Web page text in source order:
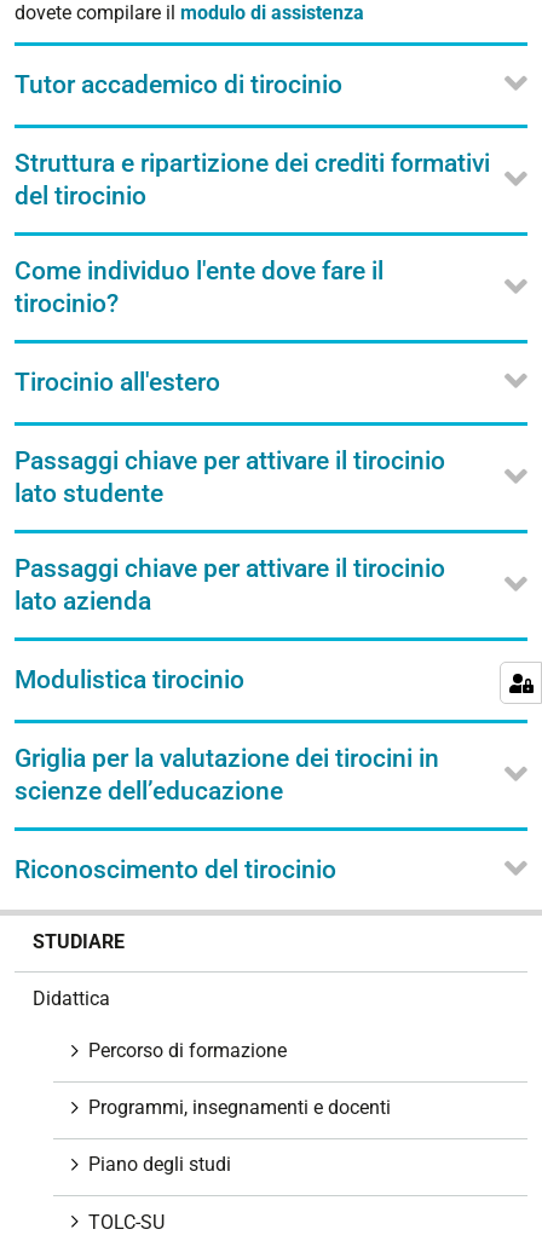
dovete compilare il modulo di assistenza
Tutor accademico di tirocinio
Struttura e ripartizione dei crediti formativi
del tirocinio
Come individuo l'ente dove fare il
tirocinio?
Tirocinio all'estero
Passaggi chiave per attivare il tirocinio
lato studente
Passaggi chiave per attivare il tirocinio
lato azienda
Modulistica tirocinio
Griglia per la valutazione dei tirocini in
scienze dell’educazione
Riconoscimento del tirocinio
STUDIARE
Didattica
Percorso di formazione
Programmi, insegnamenti e docenti
Piano degli studi
TOLC-SU